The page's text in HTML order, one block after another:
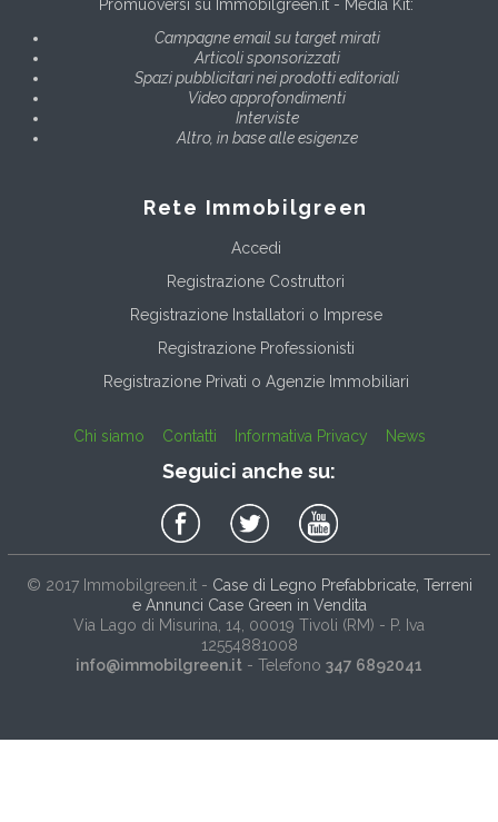
Promuoversi su Immobilgreen.it - Media Kit:
Campagne email su target mirati
Articoli sponsorizzati
Spazi pubblicitari nei prodotti editoriali
Video approfondimenti
Interviste
Altro, in base alle esigenze
Rete Immobilgreen
Accedi
Registrazione Costruttori
Registrazione Installatori o Imprese
Registrazione Professionisti
Registrazione Privati o Agenzie Immobiliari
Chi siamo Contatti Informativa Privacy News
Seguici anche su:
© 2017 Immobilgreen.it- Case di Legno Prefabbricate, Terreni
e Annunci Case Green in Vendita
Via Lago di Misurina, 14 , 00019 Tivoli (RM) - P. Iva
12554881008
info@immobilgreen.it - Telefono 347 6892041